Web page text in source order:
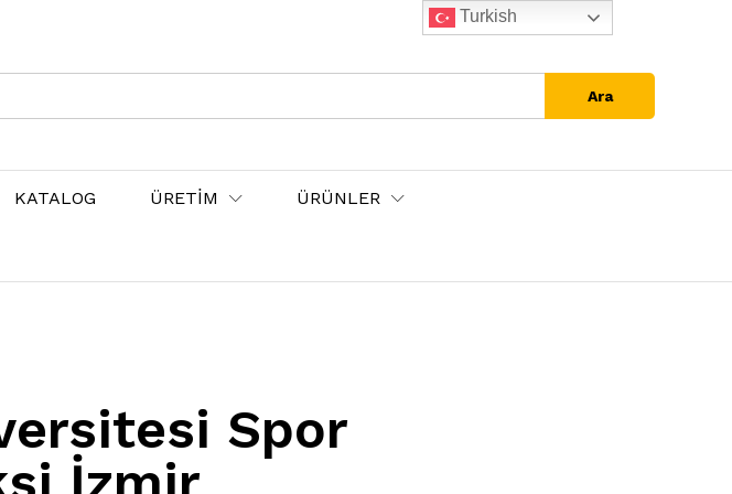
Ara
KATALOG ÜRETİM ÜRÜNLER
Spor
Turkish